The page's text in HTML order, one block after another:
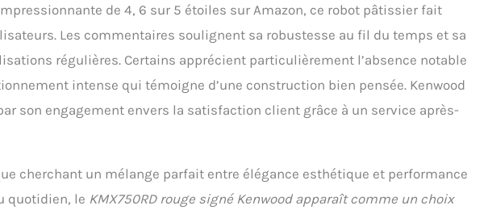
de 4, 6 sur 5 étoiles sur Amazon, ce robot pâtissier fait
Les commentaires soulignent sa robustesse au fil du temps et sa
régulières. Certains apprécient particulièrement l’absence notable
intense qui témoigne d’une construction bien pensée. Kenwood
son engagement envers la satisfaction client grâce à un service après-
cherchant un mélange parfait entre élégance esthétique et performance
quotidien, le KMX750RD rouge signé Kenwood apparaît comme un choix